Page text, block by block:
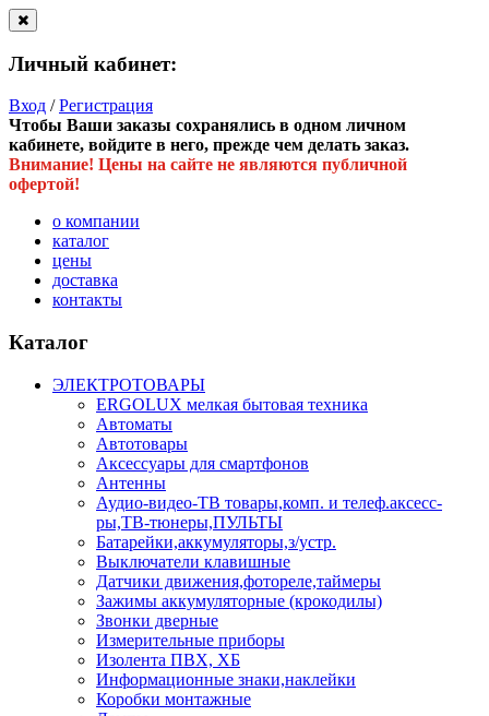
Личный кабинет:
Вход /Регистрация
Чтобы Ваши заказы сохранялись в одном личном
кабинете, войдите в него, прежде чем делать заказ.
Внимание! Цены на сайте не являются публичной
офертой!
о компании
каталог
цены
доставка
контакты
Каталог
ЭЛЕКТРОТОВАРЫ
ERGOLUX мелкая бытовая техника
Автоматы
Автотовары
Аксессуары для смартфонов
Антенны
Аудио-видео-ТВ товары,комп. и телеф.аксесс-
ры,ТВ-тюнеры,ПУЛЬТЫ
Батарейки,аккумуляторы,з/устр.
Выключатели клавишные
Датчики движения,фотореле,таймеры
Зажимы аккумуляторные (крокодилы)
Звонки дверные
Измерительные приборы
Изолента ПВХ, ХБ
Информационные знаки,наклейки
Коробки монтажные